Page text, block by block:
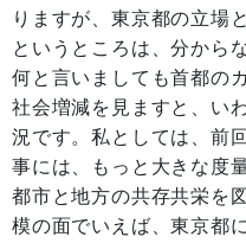
りますが、東京都の立場
というところは、分から
何と言いましても首都の
社会増減を見ますと、い
況です。私としては、前
事には、もっと大きな度
都市と地方の共存共栄を
模の面でいえば、東京都